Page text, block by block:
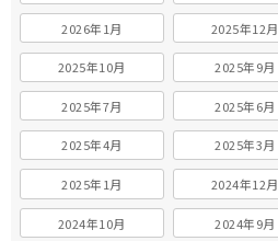
2026年1月 2025年12月
2025年10月 2025年9月
2025年7月 2025年6月
2025年4月 2025年3月
2025年1月 2024年12月
2024年10月 2024年9月